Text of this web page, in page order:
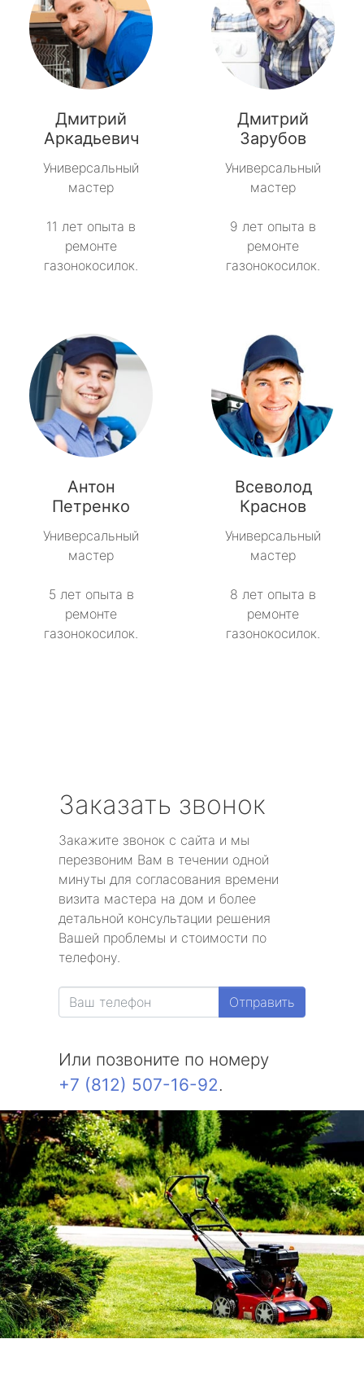
Дмитрий
Аркадьевич
Универсальный
мастер
11 лет опыта в
ремонте
газонокосилок.
Дмитрий
Зарубов
Универсальный
мастер
9 лет опыта в
ремонте
газонокосилок.
Антон
Петренко
Универсальный
мастер
5 лет опыта в
ремонте
газонокосилок.
Всеволод
Краснов
Универсальный
мастер
8 лет опыта в
ремонте
газонокосилок.
Заказать звонок
Закажите звонок с сайта и мы
перезвоним Вам в течении одной
минуты для согласования времени
визита мастера на дом и более
детальной консультации решения
Вашей проблемы и стоимости по
телефону.
Отправить
Или позвоните по номеру
+7 (812) 507-16-92.